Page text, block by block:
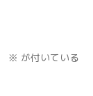
※ が付いている